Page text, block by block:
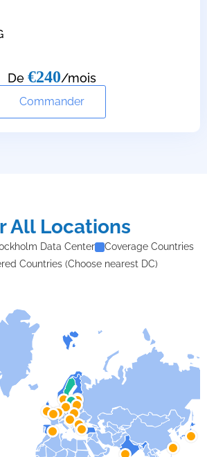
De €240/mois
Commander
All Locations
Data Center
Coverage Countries
Countries (Choose nearest DC)